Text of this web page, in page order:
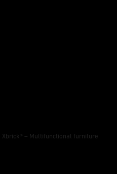
Xbrick® – Multifunctional furniture